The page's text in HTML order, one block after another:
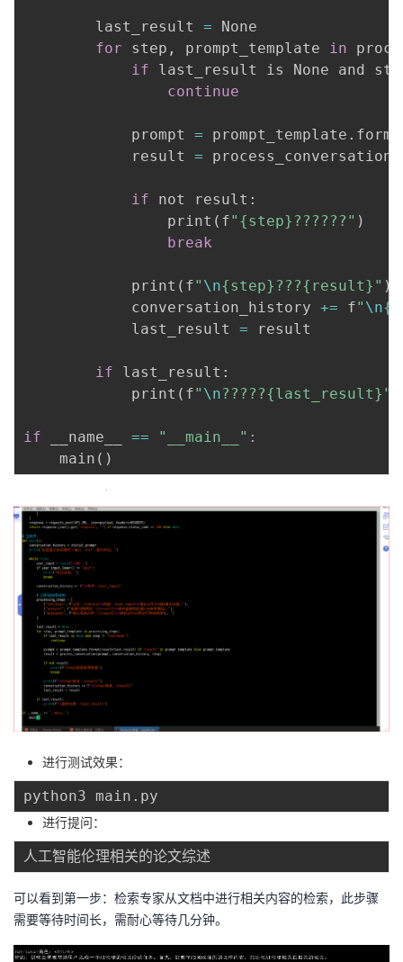
        last_result
= None
for step, prompt_template in
if last_result is None and
continue
            prompt
=
            result
= process_conversation
if not result:
                print
( f"{step}??????" )
break
            print
( f" \n{step}???{result}" )
            conversation_history
+= f" \n
            last_result
= result
if last_result:
            print
( f" \n?????{last_result}"
if __name__ == "__main__" :
    main
( )
进行测试效果：
进行提问：
可以看到第一步：检索专家从文档中进行相关内容的检索，此步骤
需要等待时间长，需耐心等待几分钟。